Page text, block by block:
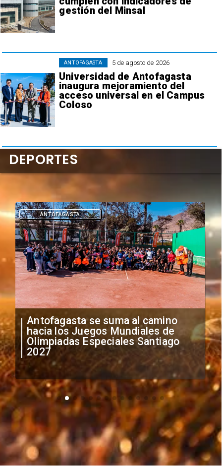
gestión del Minsal
5 de agosto de 2026
Universidad de Antofagasta
inaugura mejoramiento del
acceso universal en el Campus
Coloso
ANTOFAGASTA
"Falta de profesionalismo": Sifup
anuncia medidas por situación
irregular de futbolistas
extranjeros
DEPORTES
DEPORTES